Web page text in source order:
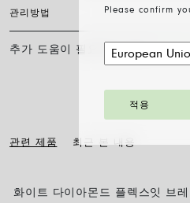
Please confirm
적용
착용감이 다를 수 있습니다. 따라서
우, 저희 사이즈 가이드를 참고하시기
사이즈 가이드 다운로드
FedEx를 통한 배송은 무료이며, 결제
됩니다. 모든 주얼리는 FOPE 오리지
주문 준비 소요 일수를 확인하려면 소
관리방법
FOPE 주얼리의 광택과 아름다움을 오
나 화장품과의 접촉을 피하시고, 취침
세척 방법이 필요하지 않습니다. 부드
기만 하면 됩니다. 다이아몬드 주얼리
구어 자연 건조시켜 주십시오.
추가 도움이 필요하신가요?문의
관련 제품 최근 본 내용
화이트 다이아몬드 플렉스잇 브레